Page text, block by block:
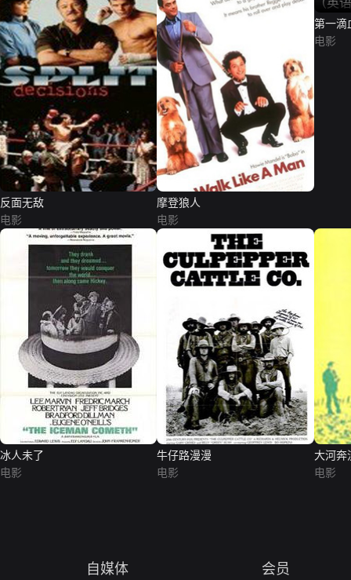
反面无敌
电影
摩登狼人
电影
第一滴
版）
电影
冰人未了
电影
牛仔路漫漫
电影
大河奔
电影
自媒体 会员